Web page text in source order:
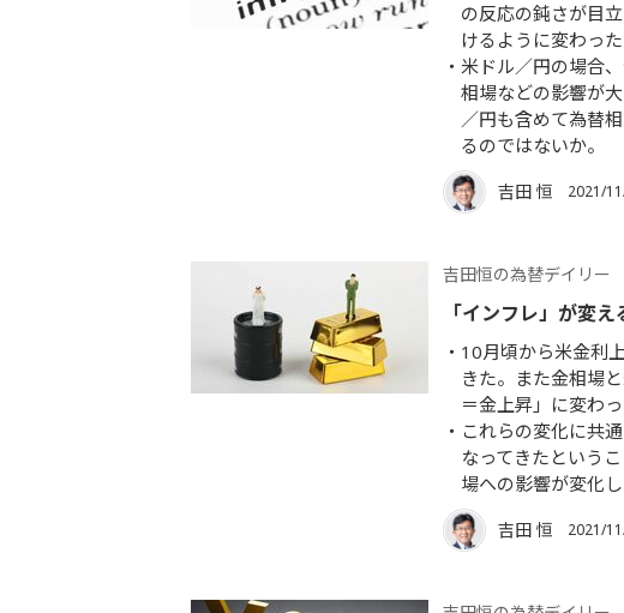
の反応の鈍さが目
けるように変わった
米ドル／円の場合
相場などの影響が
／円も含めて為替
るのではないか。
吉田 恒 2021/
吉田恒の為替デイリー
「インフレ」が変
10月頃から米金利
きた。また金相場
＝金上昇」に変わっ
これらの変化に共
なってきたという
場への影響が変化
吉田 恒 2021/